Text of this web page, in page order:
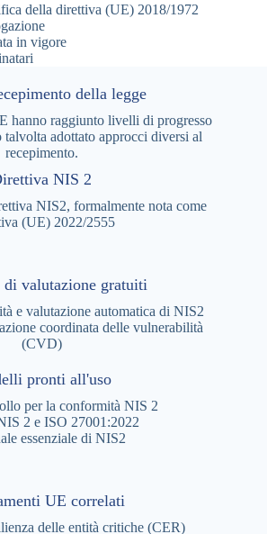
della direttiva (UE) 2018/1972
in vigore
della legge
hanno raggiunto livelli di progresso
talvolta adottato approcci diversi al
recepimento.
NIS 2
NIS2, formalmente nota come
(UE) 2022/2555
di valutazione gratuiti
e valutazione automatica di NIS2
coordinata delle vulnerabilità
(CVD)
pronti all'uso
per la conformità NIS 2
2 e ISO 27001:2022
essenziale di NIS2
UE correlati
delle entità critiche (CER)